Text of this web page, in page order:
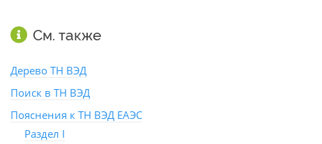
См. также
Дерево ТН ВЭД
Поиск в ТН ВЭД
Пояснения к ТН ВЭД ЕАЭС
Раздел I